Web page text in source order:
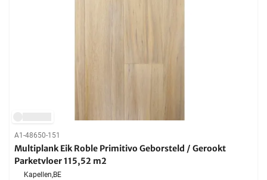
A1-48650-151
Multiplank Eik Roble Primitivo Geborsteld / Gerookt
Parketvloer 115,52 m2
Kapellen,BE